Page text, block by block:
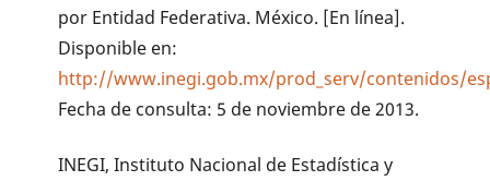
por Entidad Federativa. México. [En línea].
Disponible en:
http://www.inegi.gob.mx/prod_serv/contenidos/
Fecha de consulta: 5 de noviembre de 2013.
INEGI, Instituto Nacional de Estadística y